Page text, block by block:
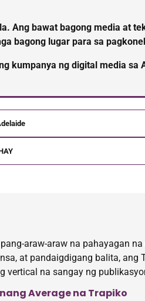
Ang bawat bagong media at
bagong lugar para sa
kumpanya ng digital media sa
araw-araw na pahayagan
at pandaigdigang balita, ang
na sangay ng
Average na Trapiko